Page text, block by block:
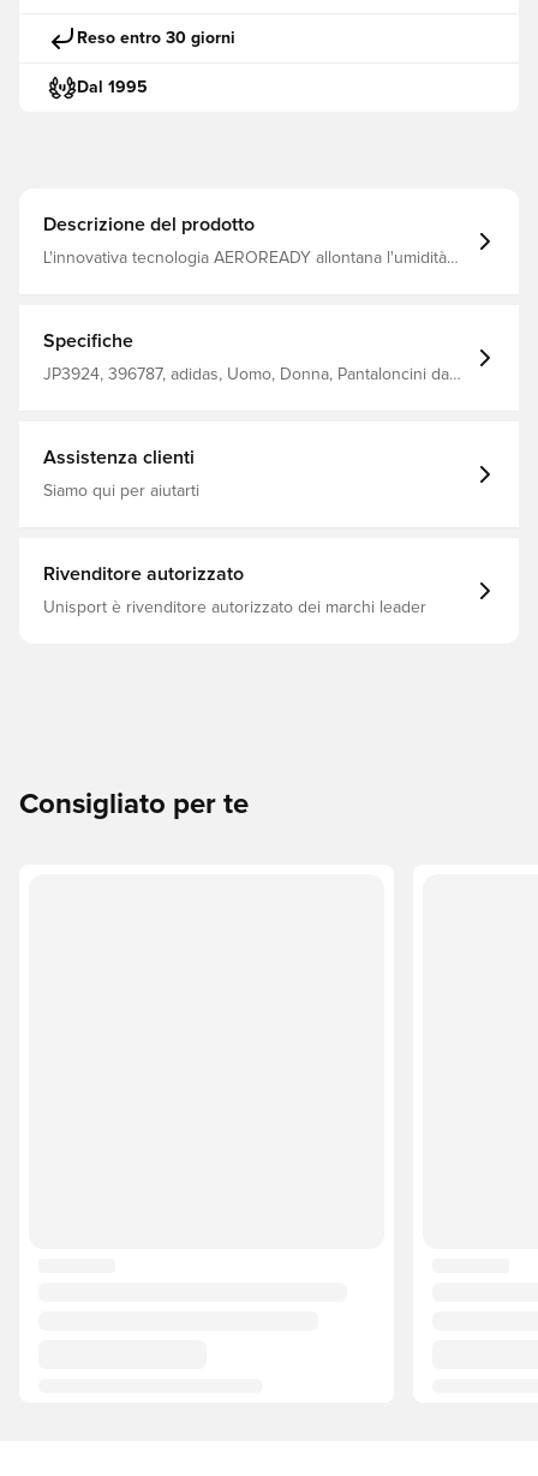
Reso entro 30 giorni
Dal 1995
Descrizione del prodotto
L'innovativa tecnologia AEROREADY allontana l'umidità
Specifiche
JP3924, 396787, adidas, Uomo, Donna, Pantaloncini da
Assistenza clienti
Siamo qui per aiutarti
Rivenditore autorizzato
Unisport è rivenditore autorizzato dei marchi leader
Consigliato per te